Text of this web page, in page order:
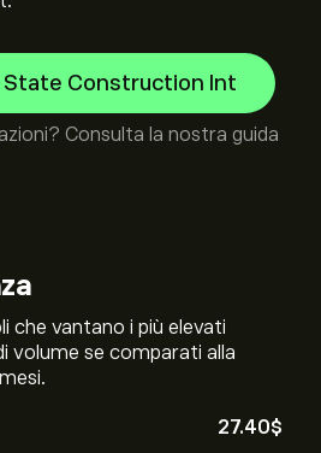
che vantano i più elevati
volume se comparati alla
27.40‎$‎
State Construction Int
Consulta la nostra guida